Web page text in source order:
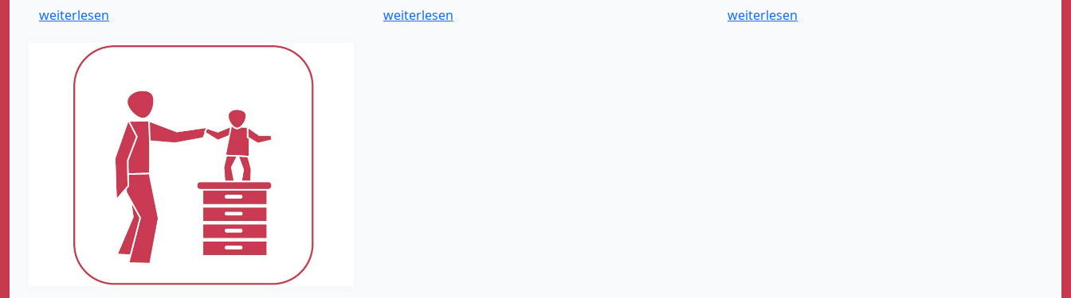
weiterlesen
weiterlesen
weiterlesen